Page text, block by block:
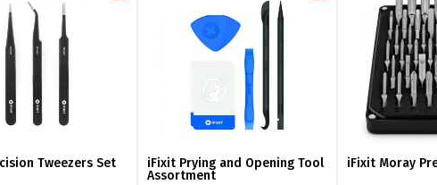
Tweezers Set
iFixit Prying and Opening Tool
Assortment
iFixit Moray